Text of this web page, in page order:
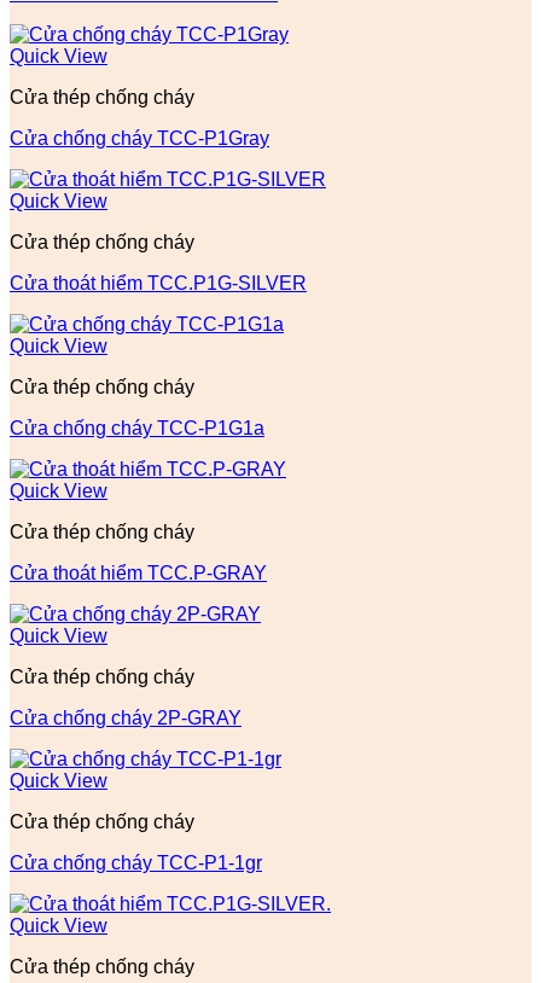
Quick View
Cửa thép chống cháy
Cửa chống cháy TCC-P1Gray
Quick View
Cửa thép chống cháy
Cửa thoát hiểm TCC.P1G-SILVER
Quick View
Cửa thép chống cháy
Cửa chống cháy TCC-P1G1a
Quick View
Cửa thép chống cháy
Cửa thoát hiểm TCC.P-GRAY
Quick View
Cửa thép chống cháy
Cửa chống cháy 2P-GRAY
Quick View
Cửa thép chống cháy
Cửa chống cháy TCC-P1-1gr
Quick View
Cửa thép chống cháy